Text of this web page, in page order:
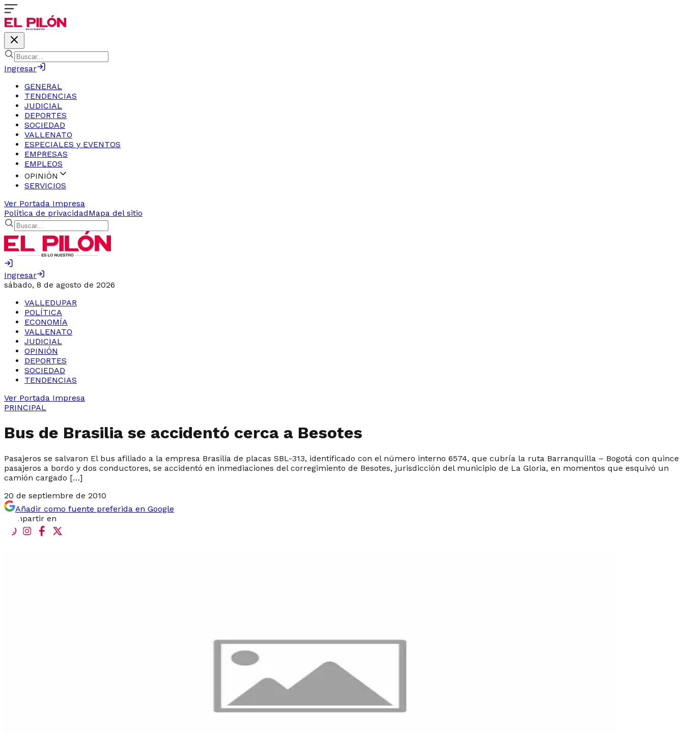
Ingresar
GENERAL
TENDENCIAS
JUDICIAL
DEPORTES
SOCIEDAD
VALLENATO
ESPECIALES y EVENTOS
EMPRESAS
EMPLEOS
OPINIÓN
SERVICIOS
Ver Portada Impresa
Política de privacidadMapa del sitio
Ingresar
sábado, 8 de agosto de 2026
VALLEDUPAR
POLÍTICA
ECONOMÍA
VALLENATO
JUDICIAL
OPINIÓN
DEPORTES
SOCIEDAD
TENDENCIAS
Ver Portada Impresa
PRINCIPAL
Bus de Brasilia se accidentó cerca a Besotes
Pasajeros se salvaron El bus afiliado a la empresa Brasilia de placas SBL-313, identificado con el número interno 6574, que cubría la ruta Barranquilla – Bogotá con quince
pasajeros a bordo y dos conductores, se accidentó en inmediaciones del corregimiento de Besotes, jurisdicción del municipio de La Gloria, en momentos que esquivó un
camión cargado […]
20 de septiembre de 2010
Añadir como fuente preferida en Google
Compartir en